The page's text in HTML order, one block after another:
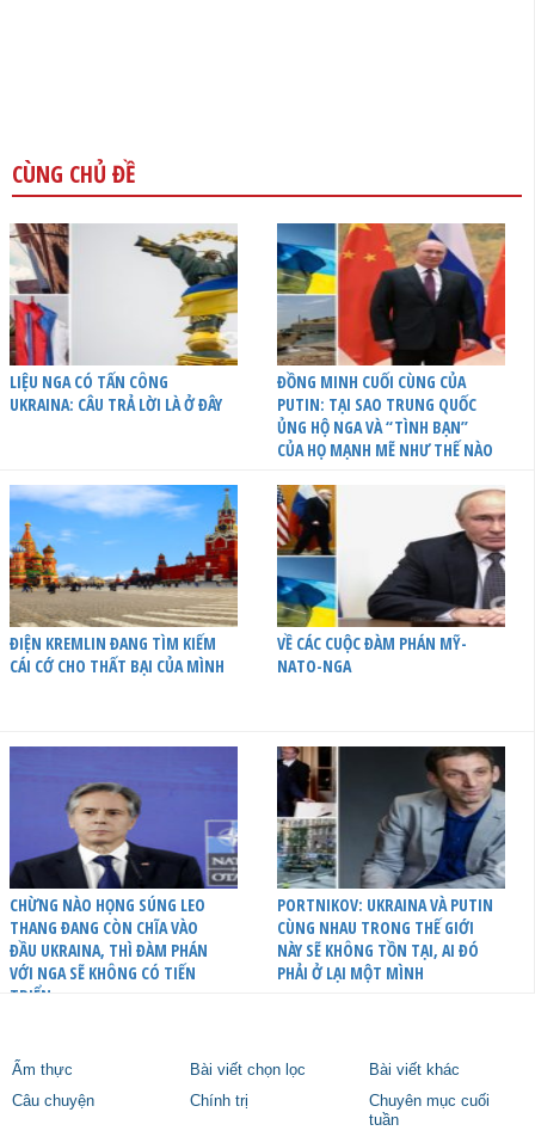
CÙNG CHỦ ĐỀ
LIỆU NGA CÓ TẤN CÔNG
UKRAINA: CÂU TRẢ LỜI LÀ Ở ĐÂY
ĐỒNG MINH CUỐI CÙNG CỦA
PUTIN: TẠI SAO TRUNG QUỐC
ỦNG HỘ NGA VÀ “TÌNH BẠN”
CỦA HỌ MẠNH MẼ NHƯ THẾ NÀO
ĐIỆN KREMLIN ĐANG TÌM KIẾM
CÁI CỚ CHO THẤT BẠI CỦA MÌNH
VỀ CÁC CUỘC ĐÀM PHÁN MỸ-
NATO-NGA
CHỪNG NÀO HỌNG SÚNG LEO
THANG ĐANG CÒN CHĨA VÀO
ĐẦU UKRAINA, THÌ ĐÀM PHÁN
VỚI NGA SẼ KHÔNG CÓ TIẾN
TRIỂN
PORTNIKOV: UKRAINA VÀ PUTIN
CÙNG NHAU TRONG THẾ GIỚI
NÀY SẼ KHÔNG TỒN TẠI, AI ĐÓ
PHẢI Ở LẠI MỘT MÌNH
Ẩm thực Bài viết chọn lọc
Bài viết khác
Câu chuyện
Chính trị
Chuyên mục cuối
tuần